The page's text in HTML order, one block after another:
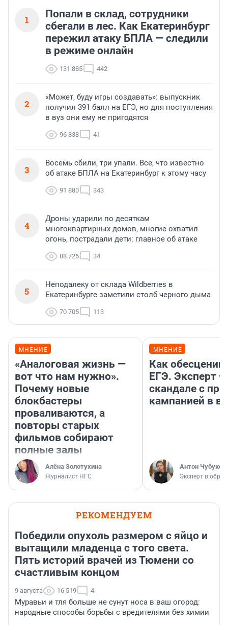
1
Попали в склад, сотрудники
сбегали в лес. Как Екатеринбург
пережил атаку БПЛА — следили
в режиме онлайн
131 885 442
2
«Может, буду игры создавать»: выпускник
получил 391 балл на ЕГЭ, но для поступления
в вуз они ему не пригодятся
96 838 41
3
Восемь сбили, три упали. Все, что известно
об атаке БПЛА на Екатеринбург к этому часу
91 880 343
4
Дроны ударили по десяткам
многоквартирных домов, многие охватил
огонь, пострадали дети: главное об атаке
88 726 34
5
Неподалеку от склада Wildberries в
Екатеринбурге заметили столб черного дыма
70 705 113
МНЕНИЕ
«Аналоговая жизнь —
вот что нам нужно».
Почему новые
блокбастеры
проваливаются, а
повторы старых
фильмов собирают
полные залы
Алёна Золотухина
Журналист НГС
МНЕНИЕ
Как
ЕГЭ. Эксперт
скандале с
кампанией в
Антон Чубуков
Эксперт в
РЕКОМЕНДУЕМ
Победили опухоль размером с яйцо и
вытащили младенца с того света.
Пять историй врачей из Тюмени со
счастливым концом
9 августа 16 519 4
Муравьи и тля больше не сунут носа в ваш огород:
народные способы борьбы с вредителями без химии